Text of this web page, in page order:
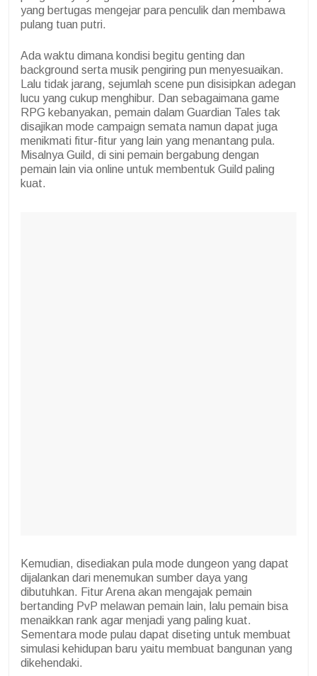
yang bertugas mengejar para penculik dan membawa
pulang tuan putri.
Ada waktu dimana kondisi begitu genting dan
background serta musik pengiring pun menyesuaikan.
Lalu tidak jarang, sejumlah scene pun disisipkan adegan
lucu yang cukup menghibur. Dan sebagaimana game
RPG kebanyakan, pemain dalam Guardian Tales tak
disajikan mode campaign semata namun dapat juga
menikmati fitur-fitur yang lain yang menantang pula.
Misalnya Guild, di sini pemain bergabung dengan
pemain lain via online untuk membentuk Guild paling
kuat.
Kemudian, disediakan pula mode dungeon yang dapat
dijalankan dari menemukan sumber daya yang
dibutuhkan. Fitur Arena akan mengajak pemain
bertanding PvP melawan pemain lain, lalu pemain bisa
menaikkan rank agar menjadi yang paling kuat.
Sementara mode pulau dapat diseting untuk membuat
simulasi kehidupan baru yaitu membuat bangunan yang
dikehendaki.